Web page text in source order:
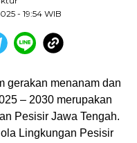
- 19:54 WIB
gerakan menanam dan
– 2030 merupakan
Pesisir Jawa Tengah.
Lingkungan Pesisir